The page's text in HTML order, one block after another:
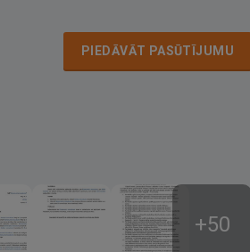
PIEDĀVĀT PASŪTĪJUMU
+50